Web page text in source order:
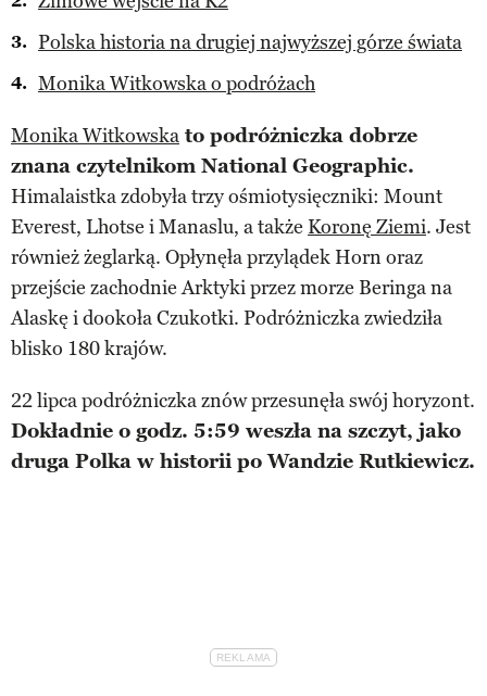
Polska historia na drugiej najwyższej górze świata
Monika Witkowska o podróżach
Monika Witkowska to podróżniczka dobrze
znana czytelnikom National Geographic.
Himalaistka zdobyła trzy ośmiotysięczniki: Mount
Everest, Lhotse i Manaslu, a także Koronę Ziemi. Jest
również żeglarką. Opłynęła przylądek Horn oraz
przejście zachodnie Arktyki przez morze Beringa na
Alaskę i dookoła Czukotki. Podróżniczka zwiedziła
blisko 180 krajów.
22 lipca podróżniczka znów przesunęła swój horyzont.
Dokładnie o godz. 5:59 weszła na szczyt, jako
druga Polka w historii po Wandzie Rutkiewicz.